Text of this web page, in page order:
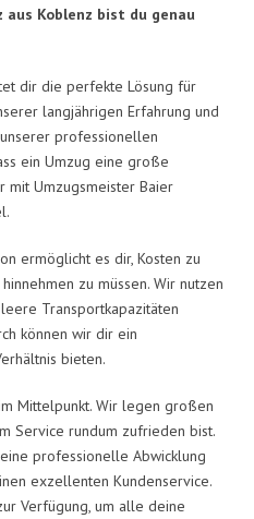
aus Koblenz bist du genau
dir die perfekte Lösung für
langjährigen Erfahrung und
professionellen
ein Umzug eine große
mit Umzugsmeister Baier
ermöglicht es dir, Kosten zu
zu müssen. Wir nutzen
Transportkapazitäten
können wir dir ein
bieten.
Mittelpunkt. Wir legen großen
Service rundum zufrieden bist.
professionelle Abwicklung
exzellenten Kundenservice.
Verfügung, um alle deine